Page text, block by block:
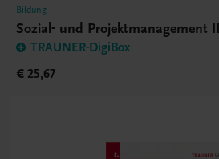
Bildung
Sozial- und Projektmanagement
TRAUNER-DigiBox
€ 25,67